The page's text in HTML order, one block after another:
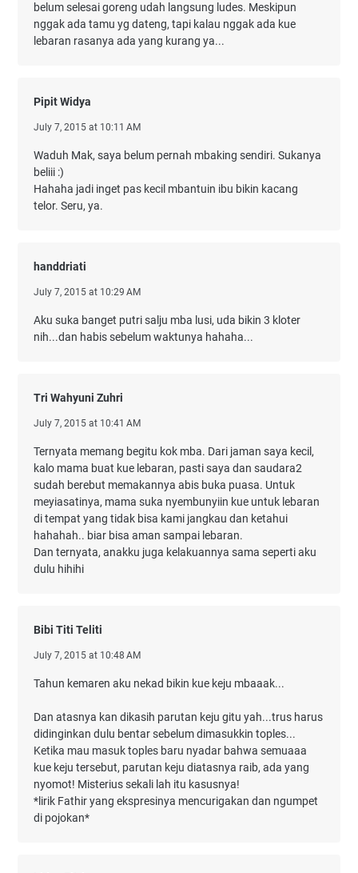
belum selesai goreng udah langsung ludes. Meskipun
nggak ada tamu yg dateng, tapi kalau nggak ada kue
lebaran rasanya ada yang kurang ya...
Pipit Widya
July 7, 2015 at 10:11 AM
Waduh Mak, saya belum pernah mbaking sendiri. Sukanya
beliii :)
Hahaha jadi inget pas kecil mbantuin ibu bikin kacang
telor. Seru, ya.
handdriati
July 7, 2015 at 10:29 AM
Aku suka banget putri salju mba lusi, uda bikin 3 kloter
nih...dan habis sebelum waktunya hahaha...
Tri Wahyuni Zuhri
July 7, 2015 at 10:41 AM
Ternyata memang begitu kok mba. Dari jaman saya kecil,
kalo mama buat kue lebaran, pasti saya dan saudara2
sudah berebut memakannya abis buka puasa. Untuk
meyiasatinya, mama suka nyembunyiin kue untuk lebaran
di tempat yang tidak bisa kami jangkau dan ketahui
hahahah.. biar bisa aman sampai lebaran.
Dan ternyata, anakku juga kelakuannya sama seperti aku
dulu hihihi
Bibi Titi Teliti
July 7, 2015 at 10:48 AM
Tahun kemaren aku nekad bikin kue keju mbaaak...
Dan atasnya kan dikasih parutan keju gitu yah...trus harus
didinginkan dulu bentar sebelum dimasukkin toples...
Ketika mau masuk toples baru nyadar bahwa semuaaa
kue keju tersebut, parutan keju diatasnya raib, ada yang
nyomot! Misterius sekali lah itu kasusnya!
*lirik Fathir yang ekspresinya mencurigakan dan ngumpet
di pojokan*